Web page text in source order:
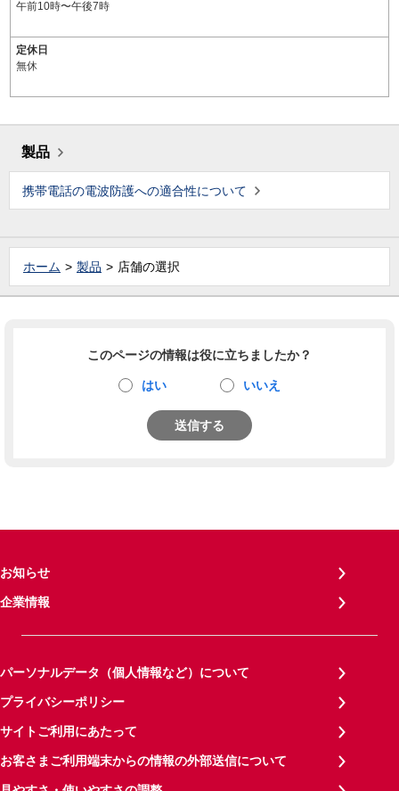
午前10時〜午後7時
定休日
無休
製品
携帯電話の電波防護への適合性について
ホーム 製品 店舗の選択
このページの情報は役に立ちましたか？
はい いいえ
送信する
お知らせ
企業情報
パーソナルデータ（個人情報など）について
プライバシーポリシー
サイトご利用にあたって
お客さまご利用端末からの情報の外部送信について